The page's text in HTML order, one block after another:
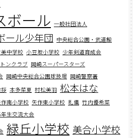
ボール 一般社団法人
ール少年団 中央総合公園・武道館
中学校 小豆坂小学校 少年剣道育成会
ンクラブ 岡崎スーパースターズ
岡崎中央総合公園球技場 岡崎警察署
本多菜夏 村松美羽 松本はな
南小学校 矢作東小学校 礼儀 竹内優希菜
生交流大会
緑丘小学校 美合小学校